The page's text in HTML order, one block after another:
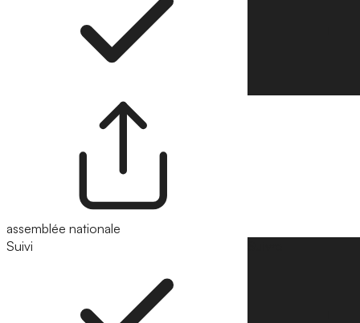
assemblée nationale
Suivi